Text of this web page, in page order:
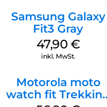
Samsung Galaxy
Fit3 Gray
47,90 €
inkl. MwSt.
Motorola moto
watch fit